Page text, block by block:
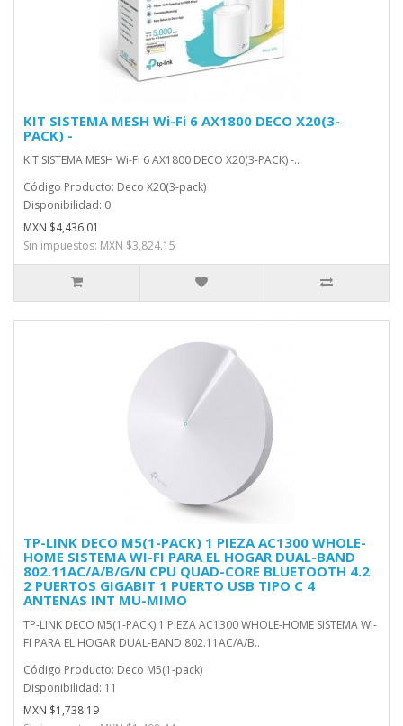
KIT SISTEMA MESH Wi-Fi 6 AX1800 DECO X20(3-
PACK) -
KIT SISTEMA MESH Wi-Fi 6 AX1800 DECO X20(3-PACK) -..
Código Producto: Deco X20(3-pack)
Disponibilidad: 0
MXN $4,436.01
Sin impuestos: MXN $3,824.15
TP-LINK DECO M5(1-PACK) 1 PIEZA AC1300 WHOLE-
HOME SISTEMA WI-FI PARA EL HOGAR DUAL-BAND
802.11AC/A/B/G/N CPU QUAD-CORE BLUETOOTH 4.2
2 PUERTOS GIGABIT 1 PUERTO USB TIPO C 4
ANTENAS INT MU-MIMO
TP-LINK DECO M5(1-PACK) 1 PIEZA AC1300 WHOLE-HOME SISTEMA WI-
FI PARA EL HOGAR DUAL-BAND 802.11AC/A/B..
Código Producto: Deco M5(1-pack)
Disponibilidad: 11
MXN $1,738.19